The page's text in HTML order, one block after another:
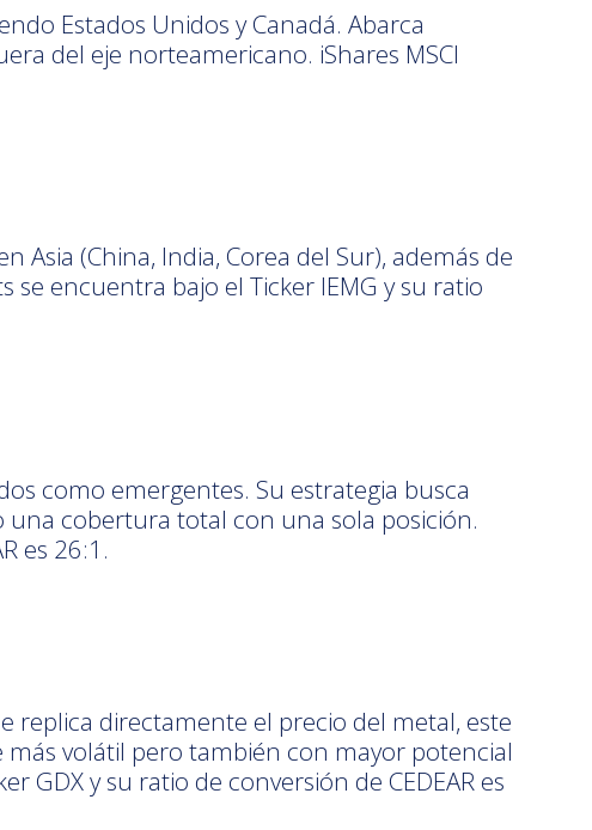
Estados Unidos y Canadá. Abarca
del eje norteamericano. iShares MSCI
(China, India, Corea del Sur), además de
se encuentra bajo el Ticker IEMG y su ratio
como emergentes. Su estrategia busca
cobertura total con una sola posición.
es 26:1.
replica directamente el precio del metal, este
volátil pero también con mayor potencial
GDX y su ratio de conversión de CEDEAR es